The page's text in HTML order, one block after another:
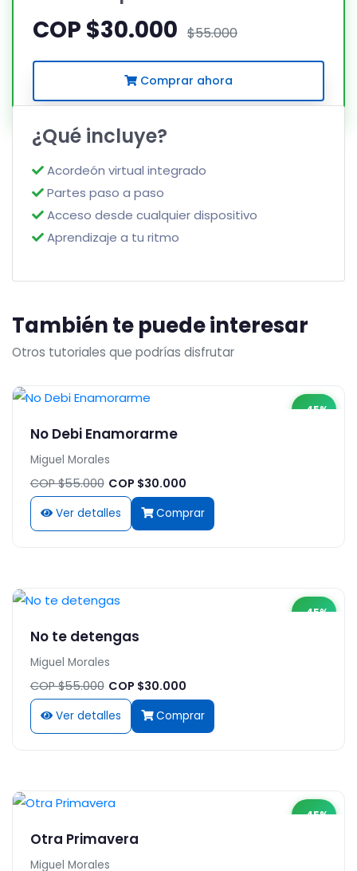
COP $30.000 $55.000
Comprar ahora
¿Qué incluye?
Acordeón virtual integrado
Partes paso a paso
Acceso desde cualquier dispositivo
Aprendizaje a tu ritmo
También te puede interesar
Otros tutoriales que podrías disfrutar
-45%
No Debi Enamorarme
Miguel Morales
COP $55.000 COP $30.000
Ver detalles Comprar
-45%
No te detengas
Miguel Morales
COP $55.000 COP $30.000
Ver detalles Comprar
-45%
Otra Primavera
Miguel Morales